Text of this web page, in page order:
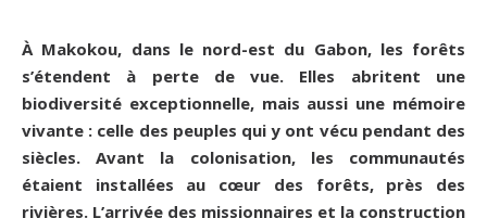
À Makokou, dans le nord-est du Gabon, les forêts
s’étendent à perte de vue. Elles abritent une
biodiversité exceptionnelle, mais aussi une mémoire
vivante : celle des peuples qui y ont vécu pendant des
siècles. Avant la colonisation, les communautés
étaient installées au cœur des forêts, près des
rivières. L’arrivée des missionnaires et la construction